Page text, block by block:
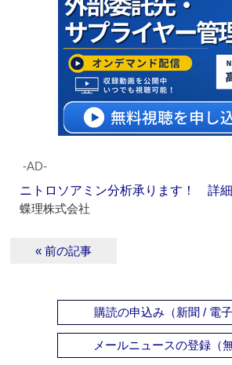
‐AD‐
ニトロソアミン分析承ります！ 詳
蝶理株式会社
« 前の記事
購読の申込み（新聞 / 電子
メールニュースの登録（無